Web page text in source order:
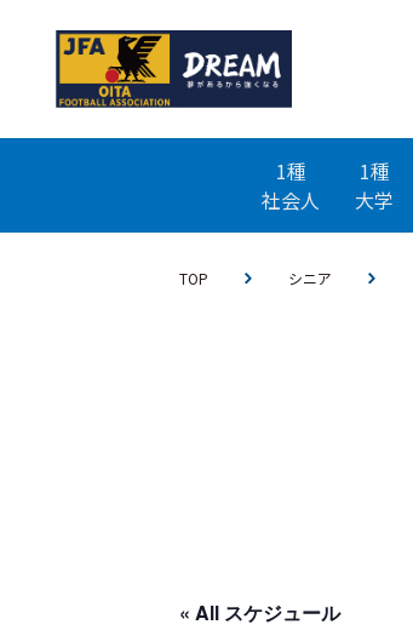
1種
社会人
1種
大学
TOP シニア
« All スケジュール